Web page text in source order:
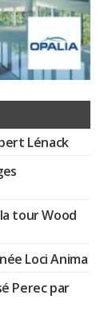
Lénack
tour Wood
Loci Anima
Perec par